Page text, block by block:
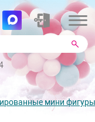
мини фигуры